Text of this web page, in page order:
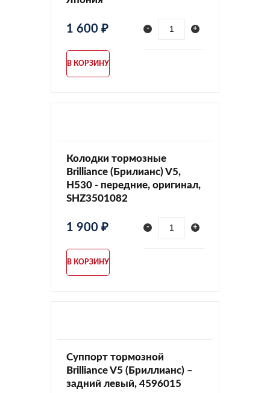
1 600 ₽ - +
В КОРЗИНУ
Колодки тормозные
Brilliance (Брилианс) V5,
H530 - передние, оригинал,
SHZ3501082
1 900 ₽ - +
В КОРЗИНУ
Суппорт тормозной
Brilliance V5 (Бриллианс) –
задний левый, 4596015